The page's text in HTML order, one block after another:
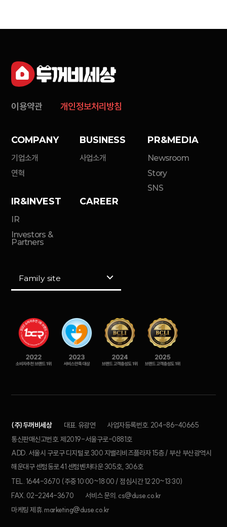
이용약관 개인정보처리방침
COMPANY
기업소개
연혁
BUSINESS
사업소개
PR&MEDIA
Newsroom
Story
SNS
IR&INVEST
IR
Investors &
Partners
CAREER
Family site
(주)두꺼비세상 대표. 유광연
사업자등록번호. 204-86-40665
통신판매신고번호. 제2019-서울구로-0881호
ADD. 서울시 구로구 디지털로 300 지밸리비즈플라자 15층 / 부산 부산광역시
해운대구 센텀동로 41 센텀벤처타운 305호, 306호
TEL. 1644-3670 (주중 10:00~18:00 / 점심시간 12:20~13:30)
FAX. 02-2244-3670
서비스 문의. cs@duse.co.kr
마케팅 제휴. marketing@duse.co.kr